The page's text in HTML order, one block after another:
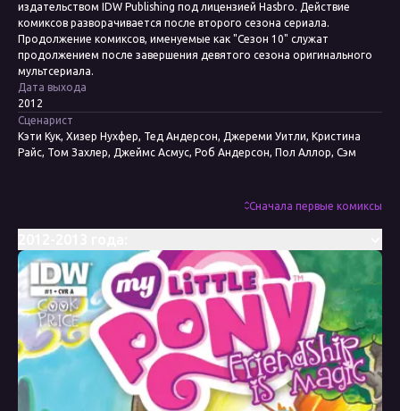
издательством IDW Publishing под лицензией Hasbro. Действие
комиксов разворачивается после второго сезона сериала.
Продолжение комиксов, именуемые как "Сезон 10" служат
продолжением после завершения девятого сезона оригинального
мультсериала.
Дата выхода
2012
Сценарист
Кэти Кук, Хизер Нухфер, Тед Андерсон, Джереми Уитли, Кристина
Райс, Том Захлер, Джеймс Асмус, Роб Андерсон, Пол Аллор, Сэм
Энди Прайс, Эми Мебберсон, Бренда Хики, Агнес Гарбовска, Джей П.
Колорист
Хизер Брекель, Лорен Перри, Николетта Балдари, Марисса Луиза
Редактор
Бобби Керноу, Меган Браун
Сначала первые комиксы